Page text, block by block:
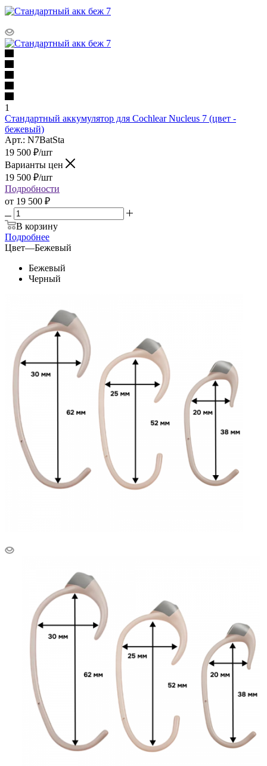
1
Стандартный аккумулятор для Cochlear Nucleus 7 (цвет -
бежевый)
Арт.: N7BatSta
19 500 ₽/шт
Варианты цен
19 500 ₽/шт
Подробности
от 19 500 ₽
В корзину
Подробнее
Цвет—Бежевый
Бежевый
Черный